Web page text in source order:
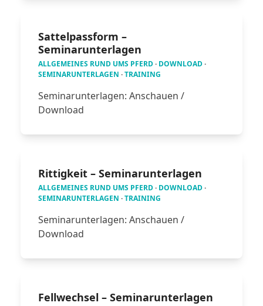
Sattelpassform –
Seminarunterlagen
ALLGEMEINES RUND UMS PFERD· DOWNLOAD·
SEMINARUNTERLAGEN ·TRAINING
Seminarunterlagen: Anschauen /
Download
Rittigkeit – Seminarunterlagen
ALLGEMEINES RUND UMS PFERD· DOWNLOAD·
SEMINARUNTERLAGEN ·TRAINING
Seminarunterlagen: Anschauen /
Download
Fellwechsel – Seminarunterlagen